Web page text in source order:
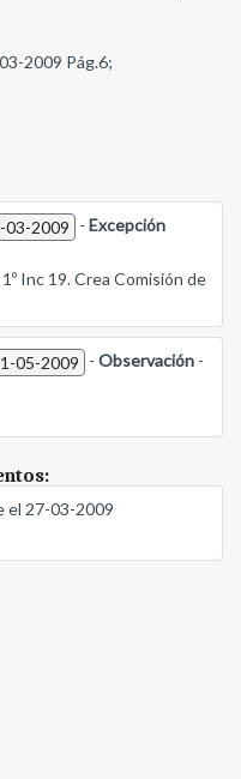
2009 Pág.6;
03-2009 - Excepción
Inc 19. Crea Comisión de
05-2009 - Observación -
el 27-03-2009